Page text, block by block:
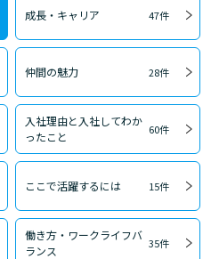
成長・キャリア 47件
仲間の魅力 28件
入社理由と入社してわか
ったこと
60件
ここで活躍するには 15件
働き方・ワークライフバ
ランス
35件